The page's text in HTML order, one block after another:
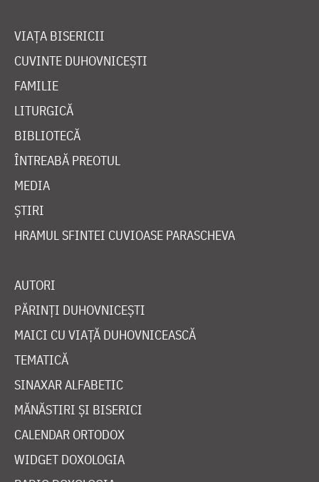
VIAȚA BISERICII
CUVINTE DUHOVNICEȘTI
FAMILIE
LITURGICĂ
BIBLIOTECĂ
ÎNTREABĂ PREOTUL
MEDIA
ȘTIRI
HRAMUL SFINTEI CUVIOASE PARASCHEVA
AUTORI
PĂRINȚI DUHOVNICEȘTI
MAICI CU VIAȚĂ DUHOVNICEASCĂ
TEMATICĂ
SINAXAR ALFABETIC
MĂNĂSTIRI ȘI BISERICI
CALENDAR ORTODOX
WIDGET DOXOLOGIA